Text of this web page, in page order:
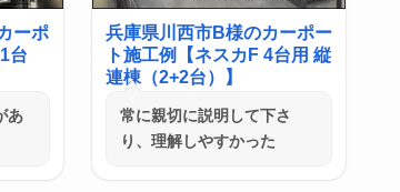
ーポ
台
あ
兵庫県川西市B様のカーポー
ト施工例【ネスカF 4台用 縦
連棟（2+2台）】
常に親切に説明して下さ
り、理解しやすかった